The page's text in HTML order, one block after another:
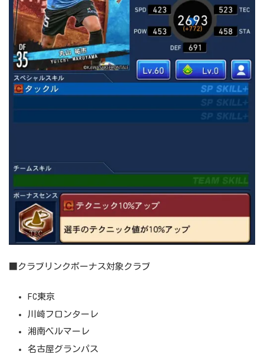
■クラブリンクボーナス対象クラブ
FC東京
川崎フロンターレ
湘南ベルマーレ
名古屋グランパス